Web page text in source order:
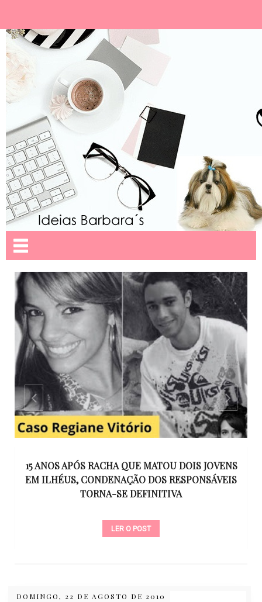
15 ANOS APÓS RACHA QUE MATOU DOIS JOVENS
EM ILHÉUS, CONDENAÇÃO DOS RESPONSÁVEIS
TORNA-SE DEFINITIVA
LER O POST
DOMINGO, 22 DE AGOSTO DE 2010